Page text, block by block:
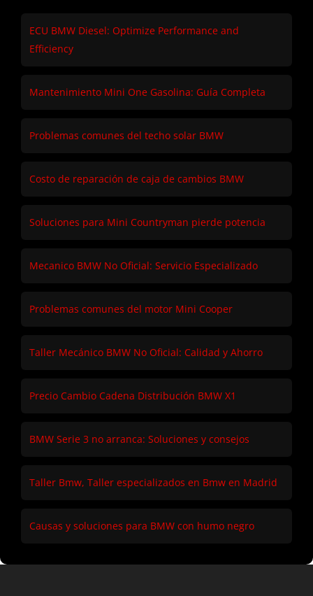
ECU BMW Diesel: Optimize Performance and
Efficiency
Mantenimiento Mini One Gasolina: Guía Completa
Problemas comunes del techo solar BMW
Costo de reparación de caja de cambios BMW
Soluciones para Mini Countryman pierde potencia
Mecanico BMW No Oficial: Servicio Especializado
Problemas comunes del motor Mini Cooper
Taller Mecánico BMW No Oficial: Calidad y Ahorro
Precio Cambio Cadena Distribución BMW X1
BMW Serie 3 no arranca: Soluciones y consejos
Taller Bmw, Taller especializados en Bmw en Madrid
Causas y soluciones para BMW con humo negro